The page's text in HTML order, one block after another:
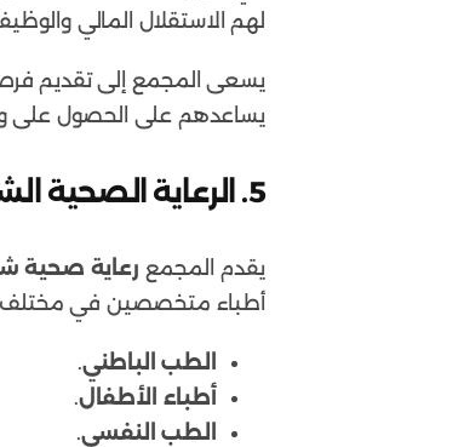
لهم الاستقلال المالي
يسعى المجمع إلى تقديم
يساعدهم على الحصول على
5. الرعاية الصحية الشاملة
يقدم المجمع رعاية صحية
أطباء متخصصين في مختلف
الطب الباطني.
أطباء الأطفال.
الطب النفسي.